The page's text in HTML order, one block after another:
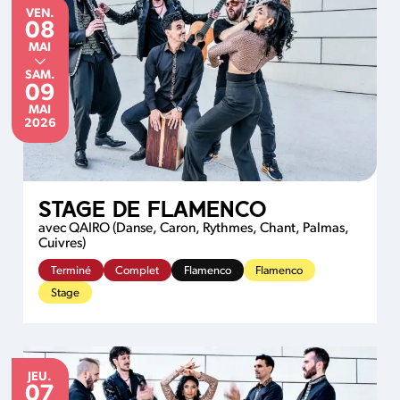
du
VENDREDI
VEN.
08
MAI
MAI
au
SAMEDI
SAM.
09
MAI
MAI
2026
STAGE DE FLAMENCO
avec QAIRO (Danse, Caron, Rythmes, Chant, Palmas,
Cuivres)
Terminé Complet Flamenco
Flamenco
Stage
JEUDI
JEU.